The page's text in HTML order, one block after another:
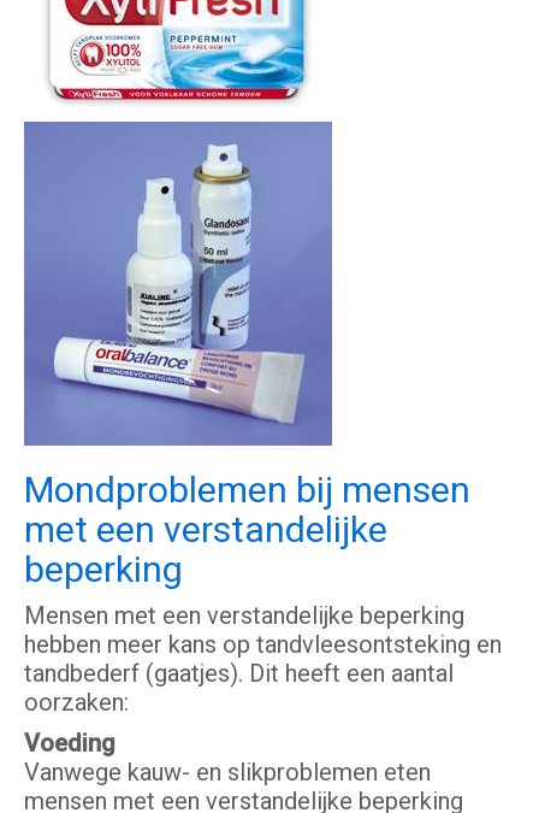
Mondproblemen bij mensen
met een verstandelijke
beperking
Mensen met een verstandelijke beperking
hebben meer kans op tandvleesontsteking en
tandbederf (gaatjes). Dit heeft een aantal
oorzaken:
Voeding
Vanwege kauw- en slikproblemen eten
mensen met een verstandelijke beperking